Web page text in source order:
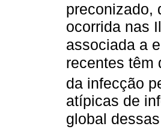
preconizado,
ocorrida nas
associada a
recentes têm
da infecção
atípicas de
global